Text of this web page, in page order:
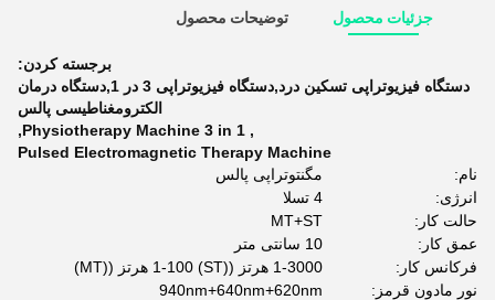
جزئیات محصول توضیحات محصول
برجسته کردن:
دستگاه فیزیوتراپی تسکین درد,دستگاه فیزیوتراپی 3 در 1,دستگاه درمان
الکترومغناطیسی پالس
,
Physiotherapy Machine 3 in 1
,
Pulsed Electromagnetic Therapy Machine
نام:
مگنتوتراپی پالس
انرژی:
4 تسلا
حالت کار:
MT+ST
عمق کار:
10 سانتی متر
فرکانس کار:
1-3000 هرتز ((ST) 1-100 هرتز ((MT)
نور مادون قرمز:
940nm+640nm+620nm